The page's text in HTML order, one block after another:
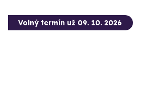
Volný termín už 09. 10. 2026